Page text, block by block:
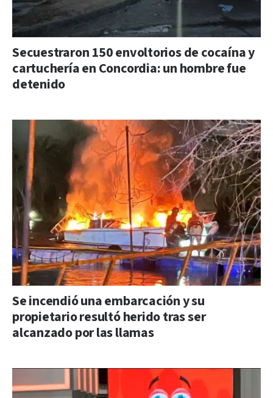
Secuestraron 150 envoltorios de cocaína y
cartuchería en Concordia: un hombre fue
detenido
Se incendió una embarcación y su
propietario resultó herido tras ser
alcanzado por las llamas